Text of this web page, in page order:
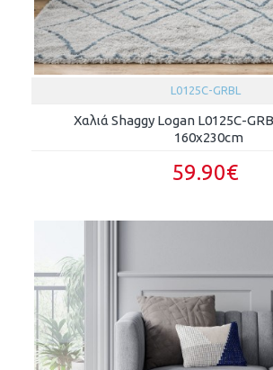
L0125C-GRBL
Χαλιά Shaggy Logan L0125C-
160x230cm
59.90€